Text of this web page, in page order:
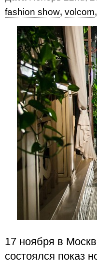
fashion show, volcom,
17 ноября в
состоялся показ